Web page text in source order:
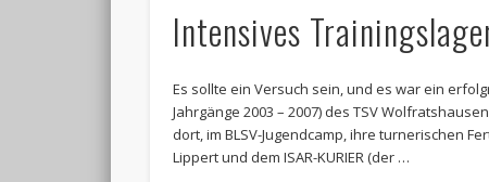
Intensives
Es sollte ein Versuch sein, und es war ein
Jahrgänge 2003 – 2007) des TSV
dort, im BLSV-Jugendcamp, ihre turnerischen
Lippert und dem ISAR-KURIER (der …